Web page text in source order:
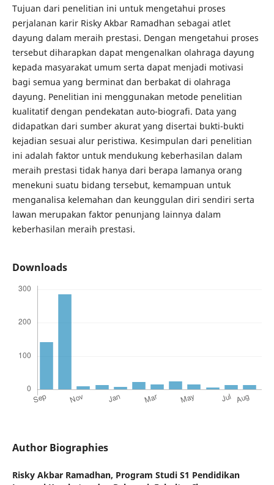
Tujuan dari penelitian ini untuk mengetahui proses
perjalanan karir Risky Akbar Ramadhan sebagai atlet
dayung dalam meraih prestasi. Dengan mengetahui proses
tersebut diharapkan dapat mengenalkan olahraga dayung
kepada masyarakat umum serta dapat menjadi motivasi
bagi semua yang berminat dan berbakat di olahraga
dayung. Penelitian ini menggunakan metode penelitian
kualitatif dengan pendekatan auto-biografi. Data yang
didapatkan dari sumber akurat yang disertai bukti-bukti
kejadian sesuai alur peristiwa. Kesimpulan dari penelitian
ini adalah faktor untuk mendukung keberhasilan dalam
meraih prestasi tidak hanya dari berapa lamanya orang
menekuni suatu bidang tersebut, kemampuan untuk
menganalisa kelemahan dan keunggulan diri sendiri serta
lawan merupakan faktor penunjang lainnya dalam
keberhasilan meraih prestasi.
Downloads
Author Biographies
Risky Akbar Ramadhan, Program Studi S1 Pendidikan